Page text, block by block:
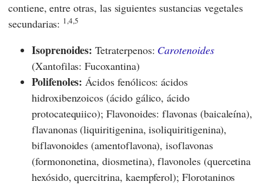
contiene, entre otras, las siguientes sustancias vegetales
secundarias: 1,4,5
Isoprenoides: Tetraterpenos: Carotenoides
(Xantofilas: Fucoxantina)
Polifenoles: Ácidos fenólicos: ácidos
hidroxibenzoicos (ácido gálico, ácido
protocatequiico); Flavonoides: flavonas (baicaleína),
flavanonas (liquiritigenina, isoliquiritigenina),
biflavonoides (amentoflavona), isoflavonas
(formononetina, diosmetina), flavonoles (quercetina
hexósido, quercitrina, kaempferol); Florotaninos